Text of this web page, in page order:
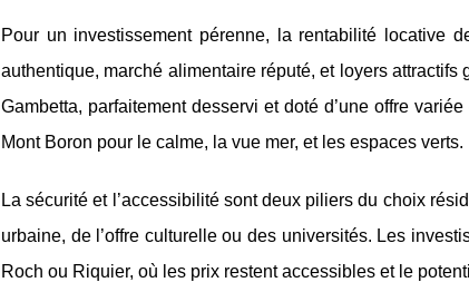
Pour un investissement pérenne, la rentabilité locative
authentique, marché alimentaire réputé, et loyers
Gambetta, parfaitement desservi et doté d’une offre
Mont Boron pour le calme, la vue mer, et les espaces verts.
La sécurité et l’accessibilité sont deux piliers du choix
urbaine, de l’offre culturelle ou des universités. Les
Roch ou Riquier, où les prix restent accessibles et le